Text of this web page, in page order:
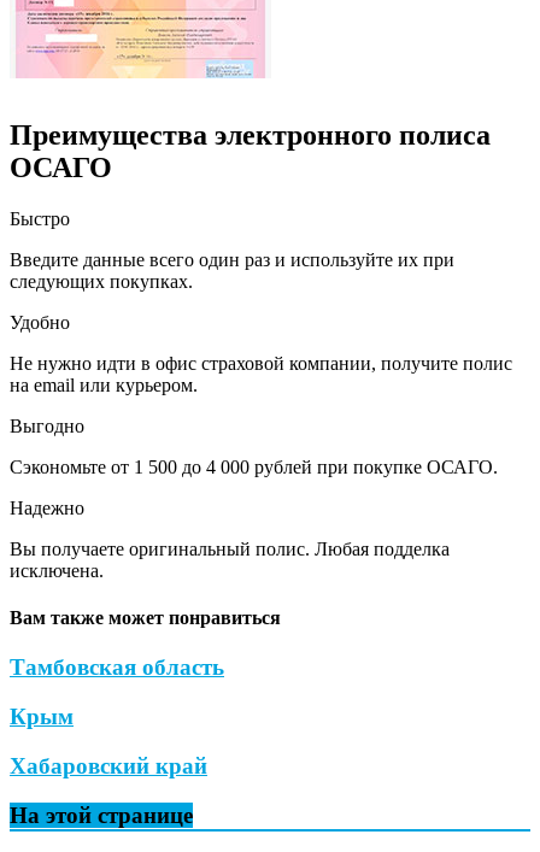
Преимущества электронного полиса
ОСАГО
Быстро
Введите данные всего один раз и используйте их при
следующих покупках.
Удобно
Не нужно идти в офис страховой компании, получите полис
на email или курьером.
Выгодно
Сэкономьте от 1 500 до 4 000 рублей при покупке ОСАГО.
Надежно
Вы получаете оригинальный полис. Любая подделка
исключена.
Вам также может понравиться
Тамбовская область
Крым
Хабаровский край
На этой странице